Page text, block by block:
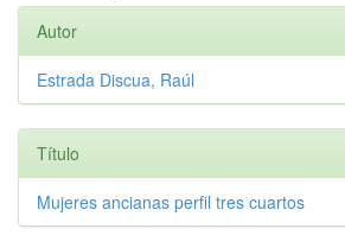
Autor
Estrada Discua, Raúl
Título
Mujeres ancianas perfil tres cuartos